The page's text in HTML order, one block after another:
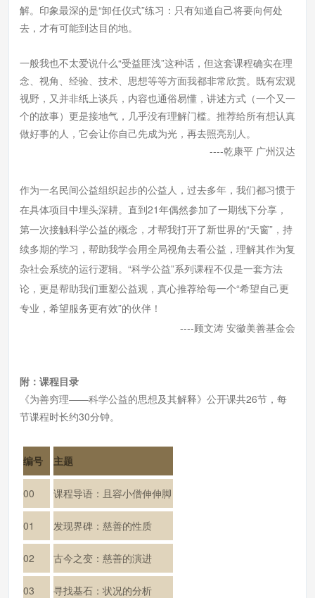
解。印象最深的是“卸任仪式”练习：只有知道自己将要向何处
去，才有可能到达目的地。
一般我也不太爱说什么“受益匪浅”这种话，但这套课程确实在理
念、视角、经验、技术、思想等等方面我都非常欣赏。既有宏观
视野，又并非纸上谈兵，内容也通俗易懂，讲述方式（一个又一
个的故事）更是接地气，几乎没有理解门槛。推荐给所有想认真
做好事的人，它会让你自己先成为光，再去照亮别人。
----乾康平 广州汉达
作为一名民间公益组织起步的公益人，过去多年，我们都习惯于
在具体项目中埋头深耕。直到21年偶然参加了一期线下分享，
第一次接触科学公益的概念，才帮我打开了新世界的“天窗”，持
续多期的学习，帮助我学会用全局视角去看公益，理解其作为复
杂社会系统的运行逻辑。“科学公益”系列课程不仅是一套方法
论，更是帮助我们重塑公益观，真心推荐给每一个“希望自己更
专业，希望服务更有效”的伙伴！
----顾文涛 安徽美善基金会
附：课程目录
《为善穷理——科学公益的思想及其解释》公开课共26节，每
节课程时长约30分钟。
编号 主题
00 课程导语：且容小僧伸伸脚
01 发现界碑：慈善的性质
02 古今之变：慈善的演进
03 寻找基石：状况的分析